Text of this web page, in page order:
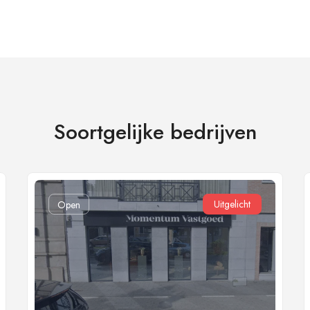
Soortgelijke bedrijven
Open Uitgelicht